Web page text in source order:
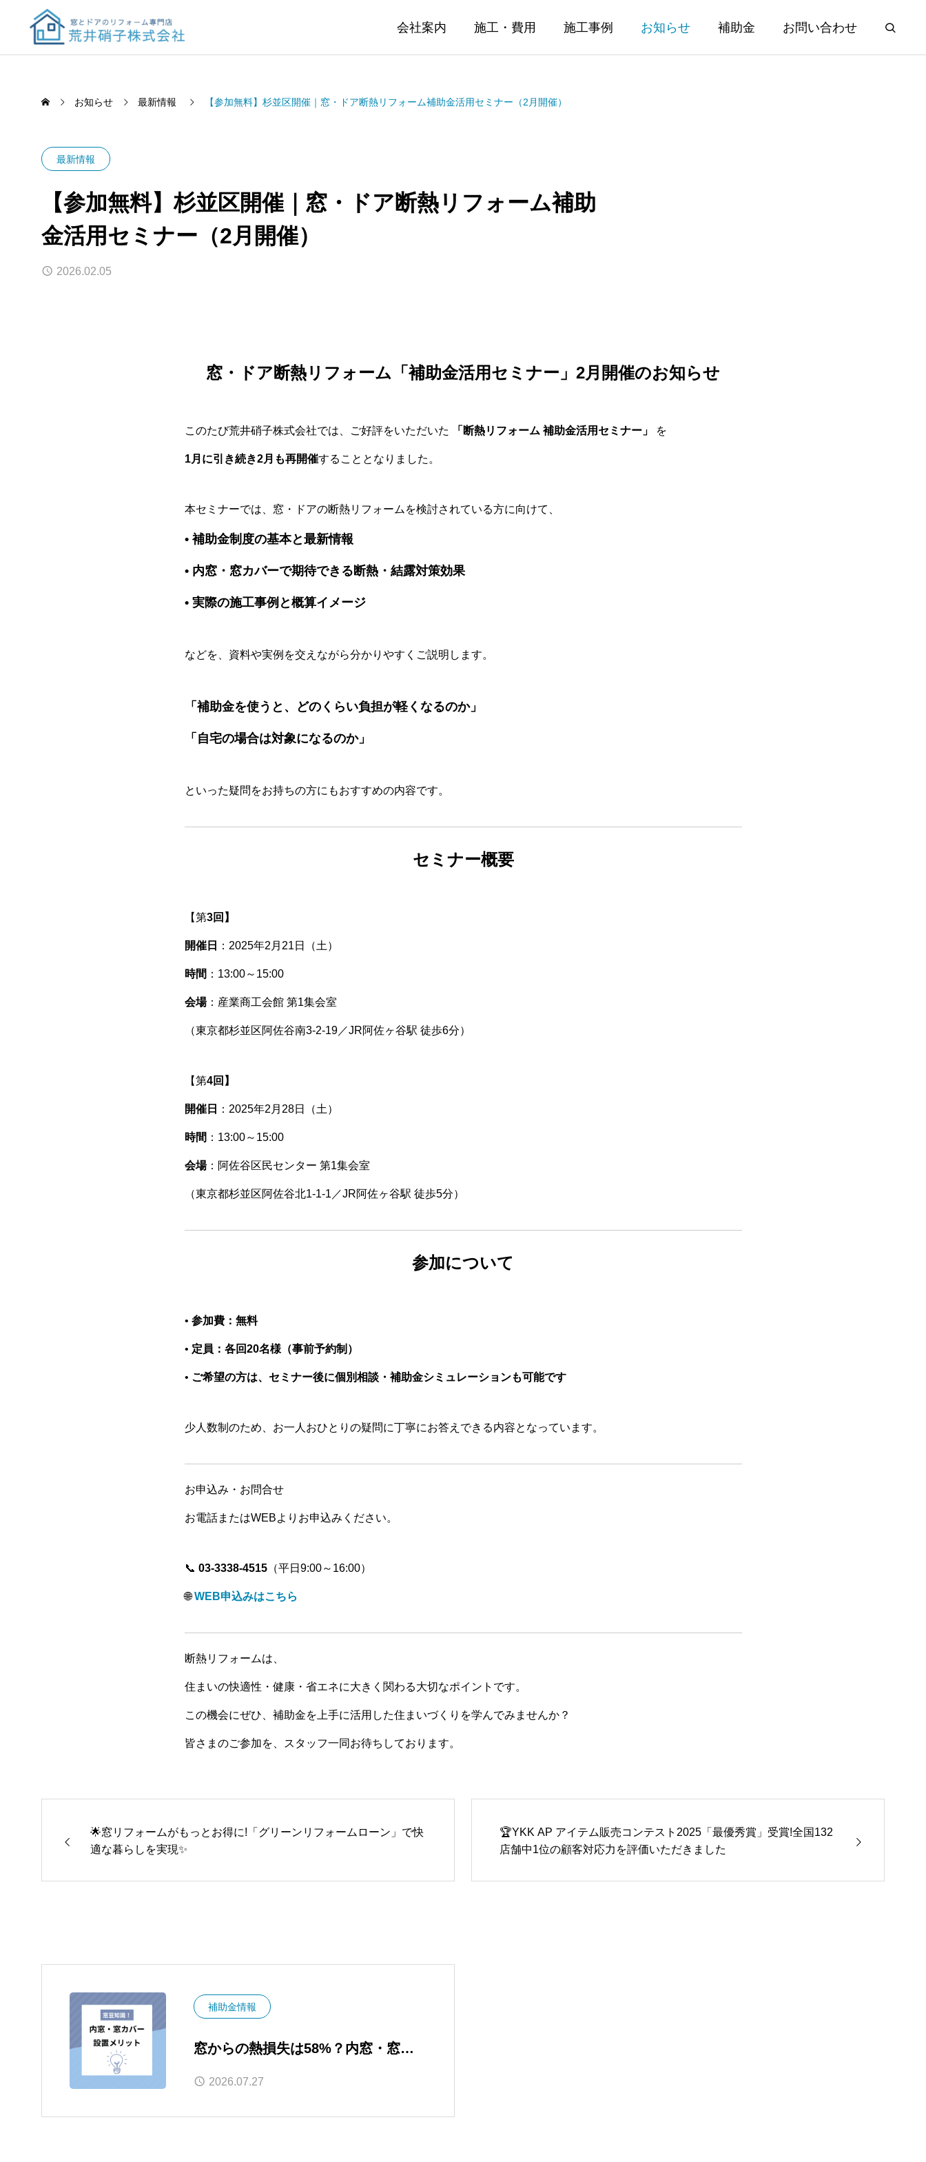
会社案内 施工・費用 施工事例 お知らせ 補助金 お問い合わせ
お知らせ 最新情報 【参加無料】杉並区開催｜窓・ドア断熱リフォーム補助金活用セミナー（2月開催）
最新情報
【参加無料】杉並区開催｜窓・ドア断熱リフォーム補助
金活用セミナー（2月開催）
2026.02.05
窓・ドア断熱リフォーム「補助金活用セミナー」 2月開催のお知らせ
このたび荒井硝子株式会社では、ご好評をいただいた 「断熱リフォーム 補助金活用セミナー」 を
1月に引き続き2月も再開催することとなりました。
本セミナーでは、窓・ドアの断熱リフォームを検討されている方に向けて、
• 補助金制度の基本と最新情報
• 内窓・窓カバーで期待できる断熱・結露対策効果
• 実際の施工事例と概算イメージ
などを、資料や実例を交えながら分かりやすくご説明します。
「補助金を使うと、どのくらい負担が軽くなるのか」
「自宅の場合は対象になるのか」
といった疑問をお持ちの方にもおすすめの内容です。
セミナー概要
【第3回】
開催日 ：2025年2月21日（土）
時間 ：13:00～15:00
会場：産業商工会館 第1集会室
（東京都杉並区阿佐谷南3-2-19／JR阿佐ヶ谷駅 徒歩6分）
【第4回】
開催日 ：2025年2月28日（土）
時間 ：13:00～15:00
会場：阿佐谷区民センター 第1集会室
（東京都杉並区阿佐谷北1-1-1／JR阿佐ヶ谷駅 徒歩5分）
参加について
• 参加費：無料
• 定員：各回20名様（事前予約制）
• ご希望の方は、セミナー後に個別相談・補助金シミュレーションも可能です
少人数制のため、お一人おひとりの疑問に丁寧にお答えできる内容となっています。
お申込み・お問合せ
お電話またはWEBよりお申込みください。
📞 03-3338-4515（平日9:00～16:00）
🌐WEB申込みはこちら
断熱リフォームは、
住まいの快適性・健康・省エネに大きく関わる大切なポイントです。
この機会にぜひ、補助金を上手に活用した住まいづくりを学んでみませんか？
皆さまのご参加を、スタッフ一同お待ちしております。
🌟窓リフォームがもっとお得に!「グリーンリフォームローン」で快
適な暮らしを実現✨
🏆YKK AP アイテム販売コンテスト2025「最優秀賞」受賞!全国132
店舗中1位の顧客対応力を評価いただきました
補助金情報
窓からの熱損失は58%？内窓・窓カ
バーで叶える断熱リフォームの効果
2026.07.27